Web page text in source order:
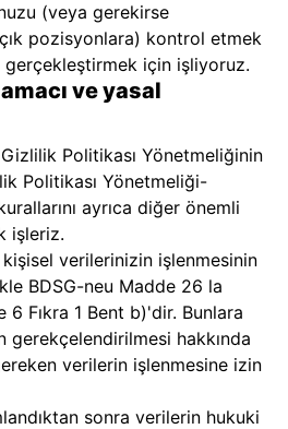
(veya gerekirse
pozisyonlara) kontrol etmek
için işliyoruz.
ve yasal
Politikası Yönetmeliğinin
Politikası Yönetmeliği-
ayrıca diğer önemli
işleriz.
verilerinizin işlenmesinin
BDSG-neu Madde 26 la
6 Fıkra 1 Bent b)'dir. Bunlara
hakkında
verilerin işlenmesine izin
sonra verilerin hukuki